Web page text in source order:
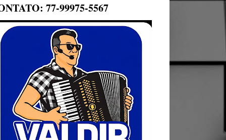
77-99975-5567